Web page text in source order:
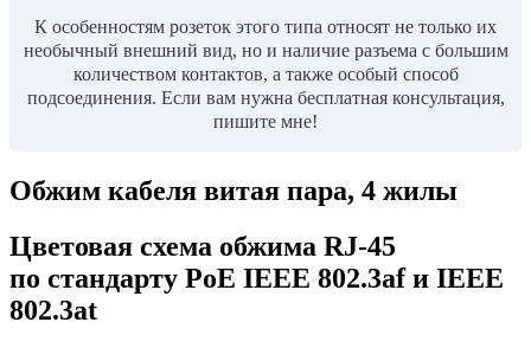
К особенностям розеток этого типа относят не только их
необычный внешний вид, но и наличие разъема с большим
количеством контактов, а также особый способ
подсоединения. Если вам нужна бесплатная консультация,
пишите мне!
Обжим кабеля витая пара, 4 жилы
Цветовая схема обжима RJ-45
по стандарту PoE IEEE 802.3af и IEEE
802.3at